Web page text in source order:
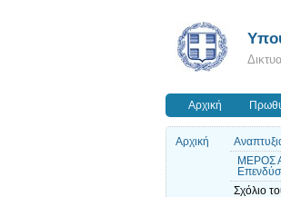
Αρχική
Αρχική
ΜΕΡΟΣ
Σχόλιο